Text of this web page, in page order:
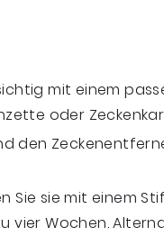
mit einem
oder
den
Sie sie mit einem
vier Wochen.